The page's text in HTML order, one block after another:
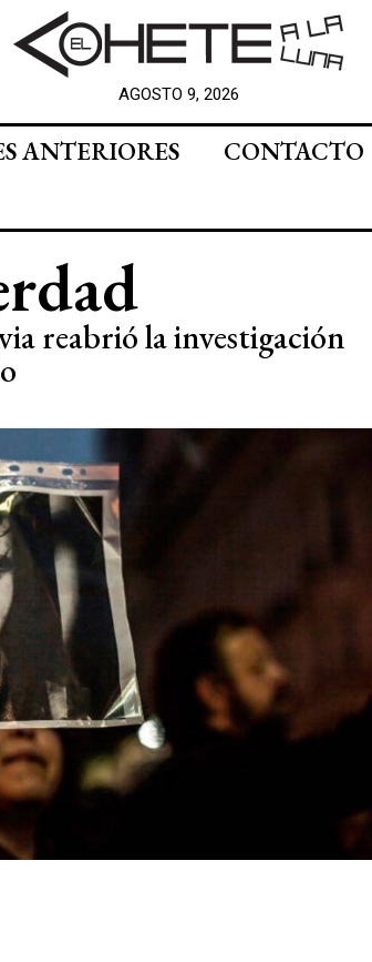
AGOSTO 9, 2026
ANTERIORES
CONTACTO
reabrió la investigación